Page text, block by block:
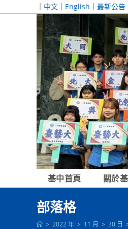
｜ 中文 ｜ English ｜ 最新公告
基中首頁 關於
部落格
> 2022 年 > 11 月 > 30 日